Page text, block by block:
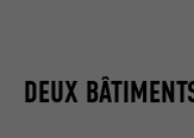
DEUX